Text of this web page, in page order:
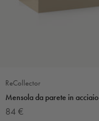
ReCollector
Mensola da parete in
Prezzo scontato
84 €